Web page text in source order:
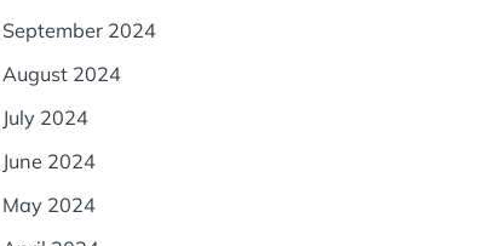
September 2024
August 2024
July 2024
June 2024
May 2024